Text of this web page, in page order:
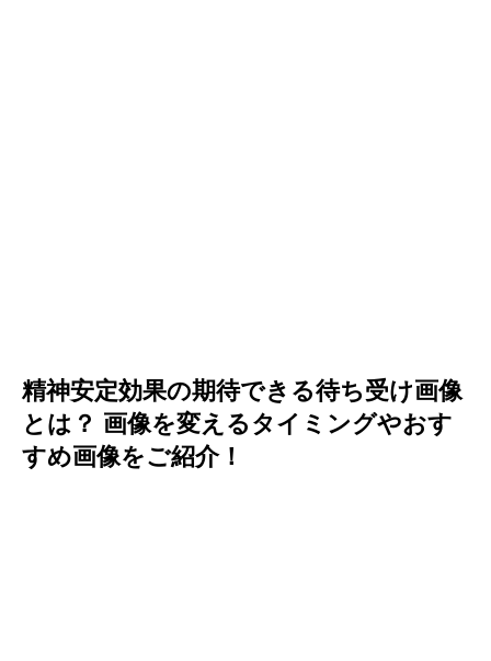
精神安定効果の期待できる待ち受け画像
とは？ 画像を変えるタイミングやおす
すめ画像をご紹介！